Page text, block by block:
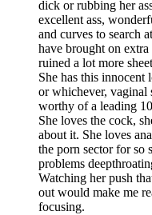
dick or rubbing her
excellent ass,
and curves to search
have brought on extra
ruined a lot more
She has this innocent
or whichever, vaginal
worthy of a leading
She loves the cock,
about it. She loves
the porn sector for so
problems
Watching her push
out would make me
focusing.